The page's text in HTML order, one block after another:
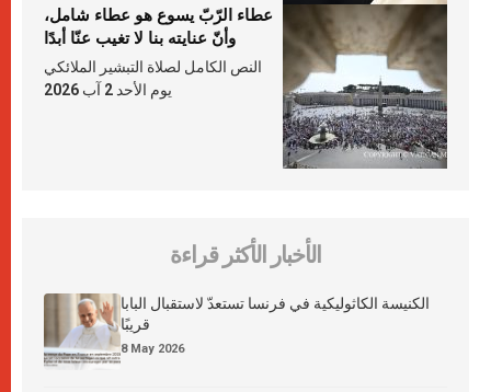
عطاء الرّبّ يسوع هو عطاء شامل،
وأنّ عنايته بنا لا تغيب عنّا أبدًا
النص الكامل لصلاة التبشير الملائكي
يوم الأحد 2 آب 2026
الأخبار الأكثر قراءة
الكنيسة الكاثوليكية في فرنسا تستعدّ لاستقبال البابا
قريبًا
8 May 2026